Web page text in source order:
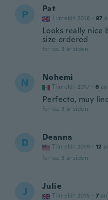
P Pat
Tilmeldt 2018 · 97
Looks really nice
size ordered
for ca. 3 år siden
N Nohemi
Tilmeldt 2017 · 6
Perfecto, muy
for ca. 3 år siden
D Deanna
Tilmeldt 2019 · 12
for ca. 3 år siden
J Julie
Tilmeldt 2015 · 7